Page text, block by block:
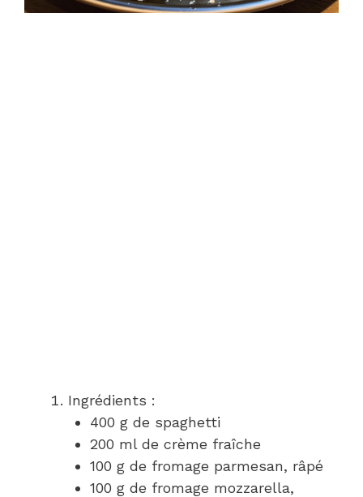
Ingrédients :
400 g de spaghetti
200 ml de crème fraîche
100 g de fromage parmesan, râpé
100 g de fromage mozzarella,